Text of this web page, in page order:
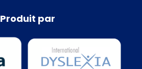
Produit par